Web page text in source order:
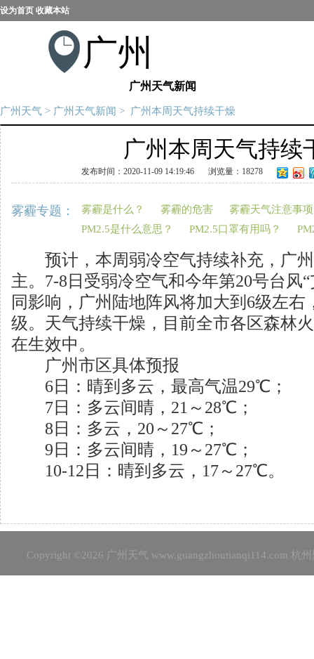
设为首页 收藏本站
广州
广州天气新闻
广州天气 > 广州天气新闻 > 广州本周天气持续干燥
广州本周天气持续
发布时间：2020-11-09 14:19:46 浏览量：18278
雾霾专题： 雾霾是什么？ 雾霾的危害
雾霾天气注意事项
PM2.5是什么意思？
PM2.5口罩有用吗？
预计，本周弱冷空气持续补充，广州
主。7-8日受弱冷空气和今年第20号台风
同影响，广州陆地阵风将加大到6级左右
级。天气持续干燥，目前全市各区森林
在生效中。
广州市区具体预报
6日：晴到多云，最高气温29℃；
7日：多云间晴，21～28℃；
8日：多云，20～27℃；
9日：多云间晴，19～27℃；
10-12日：晴到多云，17～27℃。
Copyright ©2026 广州天气 www.guangzhoutianqi114.com 杭